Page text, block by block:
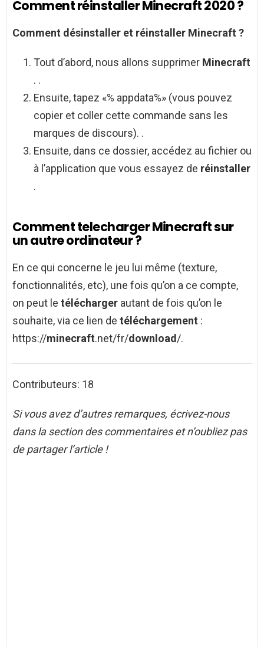
Comment réinstaller Minecraft 2020 ?
Comment désinstaller et réinstaller Minecraft ?
Tout d’abord, nous allons supprimer Minecraft
. .
Ensuite, tapez «% appdata%» (vous pouvez
copier et coller cette commande sans les
marques de discours). .
Ensuite, dans ce dossier, accédez au fichier ou
à l’application que vous essayez de réinstaller
.
Comment telecharger Minecraft sur
un autre ordinateur ?
En ce qui concerne le jeu lui même (texture,
fonctionnalités, etc), une fois qu’on a ce compte,
on peut le télécharger autant de fois qu’on le
souhaite, via ce lien de téléchargement :
https://minecraft.net/fr/download/.
Contributeurs: 18
Si vous avez d’autres remarques, écrivez-nous
dans la section des commentaires et n’oubliez pas
de partager l’article !